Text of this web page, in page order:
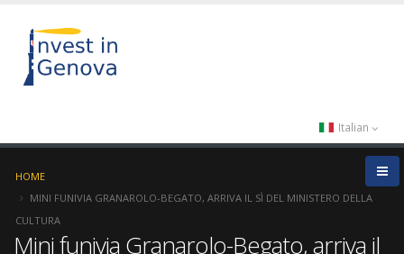
Italian
HOME
MINI FUNIVIA GRANAROLO-BEGATO, ARRIVA IL SÌ DEL MINISTERO DELLA
CULTURA
Mini funivia Granarolo-Begato, arriva il